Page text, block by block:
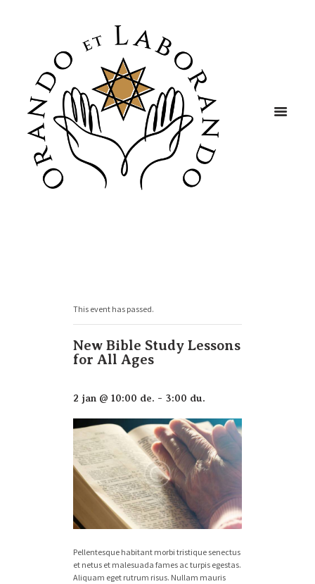
This event has passed.
New Bible Study Lessons
for All Ages
2 jan @ 10:00 de. - 3:00 du.
Pellentesque habitant morbi tristique senectus
et netus et malesuada fames ac turpis egestas.
Aliquam eget rutrum risus. Nullam mauris